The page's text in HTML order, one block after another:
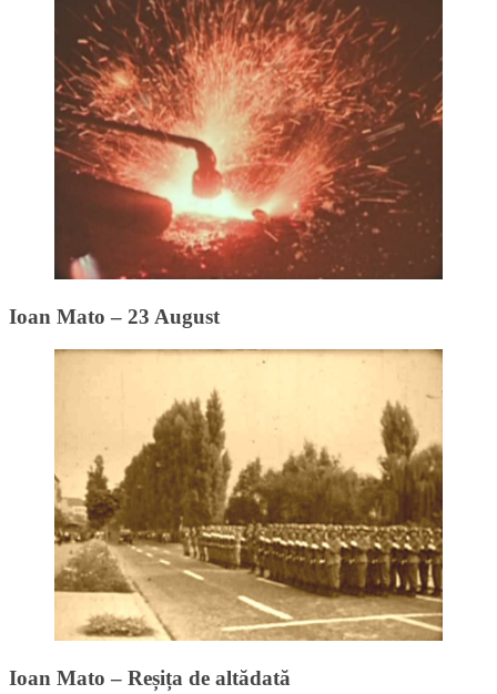
Ioan Mato – 23 August
Ioan Mato – Reșița de altădată